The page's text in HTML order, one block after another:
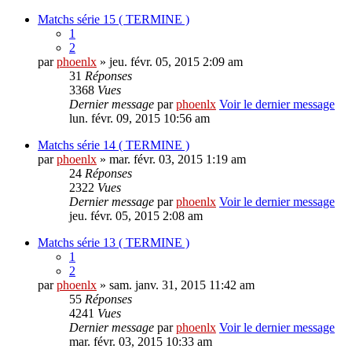
Matchs série 15 ( TERMINE )
1
2
parphoenlx » jeu. févr. 05, 2015 2:09 am
31 Réponses
3368 Vues
Dernier message parphoenlx Voir le dernier message
lun. févr. 09, 2015 10:56 am
Matchs série 14 ( TERMINE )
parphoenlx » mar. févr. 03, 2015 1:19 am
24 Réponses
2322 Vues
Dernier message parphoenlx Voir le dernier message
jeu. févr. 05, 2015 2:08 am
Matchs série 13 ( TERMINE )
1
2
parphoenlx » sam. janv. 31, 2015 11:42 am
55 Réponses
4241 Vues
Dernier message parphoenlx Voir le dernier message
mar. févr. 03, 2015 10:33 am